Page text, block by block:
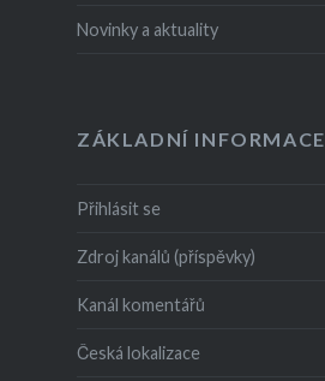
Novinky a aktuality
ZÁKLADNÍ INFORMACE
Přihlásit se
Zdroj kanálů (příspěvky)
Kanál komentářů
Česká lokalizace